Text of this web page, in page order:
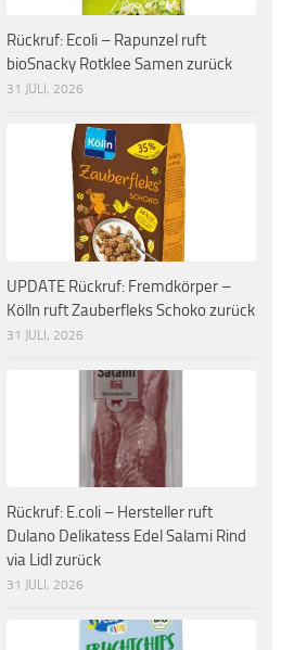
Rückruf: Ecoli – Rapunzel ruft
bioSnacky Rotklee Samen zurück
31 JULI, 2026
UPDATE Rückruf: Fremdkörper –
Kölln ruft Zauberfleks Schoko zurück
31 JULI, 2026
Rückruf: E.coli – Hersteller ruft
Dulano Delikatess Edel Salami Rind
via Lidl zurück
31 JULI, 2026